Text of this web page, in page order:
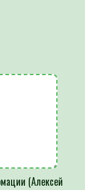
(Алексей